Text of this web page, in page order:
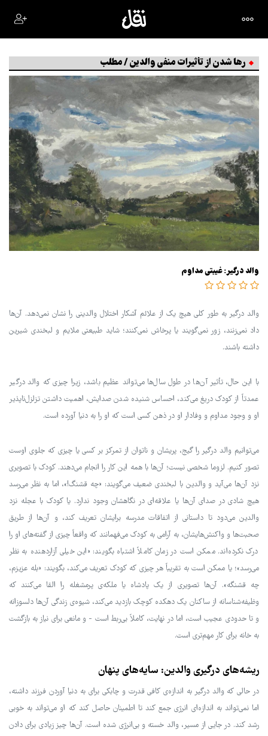
رها شدن از تأثیرات منفی والدین / مطلب
والد درگیر: غیبتی مداوم
والد درگیر به طور کلی هیچ یک از علائم آشکار اختلال والدینی را نشان نمی‌دهد. آن‌ها
داد نمی‌زنند، زور نمی‌گویند یا پرخاش نمی‌کنند؛ شاید طبیعتی ملایم و لبخندی شیرین
داشته باشند.
با این حال، تأثیر آن‌ها در طول سال‌ها می‌تواند عظیم باشد، زیرا چیزی که والد درگیر
عمدتاً از کودک دریغ می‌کند، احساس شنیده شدن صدایش، اهمیت داشتن تزلزل‌ناپذیر
او و وجود مداوم و وفادار او در ذهن کسی است که او را به دنیا آورده است.
می‌توانیم والد درگیر را گیج، پریشان و ناتوان از تمرکز بر کسی یا چیزی که جلوی اوست
تصور کنیم. لزوما شخصی نیست؛ آن‌ها با همه این کار را انجام می‌دهند. کودک با تصویری
نزد آن‌ها می‌آید و والدین با لبخندی ضعیف می‌گویند: «چه قشنگ!»، اما به نظر می‌رسد
هیچ شادی در صدای آن‌ها یا علاقه‌ای در نگاهشان وجود ندارد. یا کودک با عجله نزد
والدین می‌دود تا داستانی از اتفاقات مدرسه برایشان تعریف کند، و آن‌ها از طریق
صحبت‌ها و واکنش‌هایشان، به آرامی به کودک می‌فهمانند که واقعاً چیزی از گفته‌های او را
درک نکرده‌اند. ممکن است در زمان کاملاً اشتباه بگویند: «این خیلی آزاردهنده به نظر
می‌رسد»؛ یا ممکن است به تقریباً هر چیزی که کودک تعریف می‌کند، بگویند: «بله عزیزم،
چه قشنگه». آن‌ها تصویری از یک پادشاه یا ملکه‌ی پرمشغله را القا می‌کنند که
وظیفه‌شناسانه از ساکنان یک دهکده کوچک بازدید می‌کند، شیوه‌ی زندگی آن‌ها دلسوزانه
و تا حدودی عجیب است، اما در نهایت، کاملاً بی‌ربط است - و مانعی برای نیاز به بازگشت
به خانه برای کار مهم‌تری است.
ریشه‌های درگیری والدین: سایه‌های پنهان
در حالی که والد درگیر به اندازه‌ی کافی قدرت و چابکی برای به دنیا آوردن فرزند داشته،
اما نمی‌تواند به اندازه‌ای انرژی جمع کند تا اطمینان حاصل کند که او می‌تواند به خوبی
رشد کند. در جایی از مسیر، والد خسته و بی‌انرژی شده است. آن‌ها چیز زیادی برای دادن